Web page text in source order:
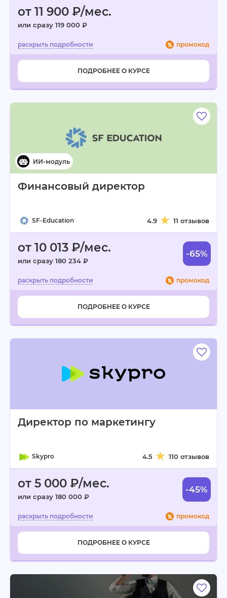
от 11 900 ₽/мес.
или сразу 119 000 ₽
промокод
ПОДРОБНЕЕ О КУРСЕ
Финансовый директор
SF-Education 4.9 11 отзывов
от 10 013 ₽/мес.
или сразу 180 234 ₽
-65%
промокод
ПОДРОБНЕЕ О КУРСЕ
Директор по маркетингу
Skypro 4.5 110 отзывов
от 5 000 ₽/мес.
или сразу 180 000 ₽
-45%
промокод
ПОДРОБНЕЕ О КУРСЕ